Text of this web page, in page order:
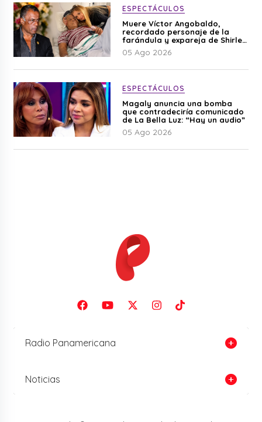
ESPECTÁCULOS
Muere Víctor Angobaldo,
recordado personaje de la
farándula y expareja de Shirley
Cherres
05 Ago 2026
ESPECTÁCULOS
Magaly anuncia una bomba
que contradeciría comunicado
de La Bella Luz: “Hay un audio”
05 Ago 2026
Radio Panamericana
Noticias